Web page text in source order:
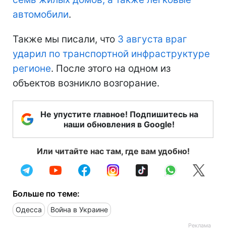
автомобили.
Также мы писали, что 3 августа враг
ударил по транспортной инфраструктуре
регионе. После этого на одном из
объектов возникло возгорание.
Не упустите главное! Подпишитесь на
наши обновления в Google!
Или читайте нас там, где вам удобно!
Больше по теме:
Одесса Война в Украине